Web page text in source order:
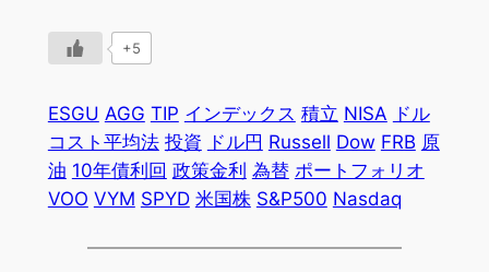
+5
ESGU AGG TIP インデックス 積立 NISA ドル
コスト平均法 投資 ドル円 Russell Dow FRB 原
油 10年債利回 政策金利 為替 ポートフォリオ
VOO VYM SPYD 米国株 S&P500 Nasdaq